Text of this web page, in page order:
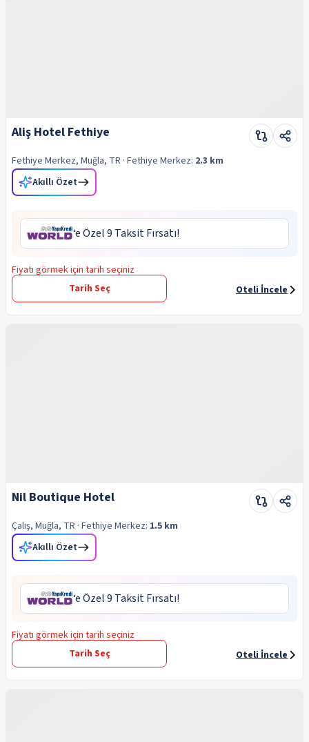
Aliş Hotel Fethiye
Fethiye Merkez, Muğla, TR · Fethiye Merkez: 2.3 km
Akıllı Özet
‘e Özel 9 Taksit Fırsatı!
Fiyatı görmek için tarih seçiniz
Tarih Seç
Oteli İncele
Nil Boutique Hotel
Çalış, Muğla, TR · Fethiye Merkez: 1.5 km
Akıllı Özet
‘e Özel 9 Taksit Fırsatı!
Fiyatı görmek için tarih seçiniz
Tarih Seç
Oteli İncele